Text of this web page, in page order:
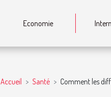
Economie
Accueil Santé Comment les